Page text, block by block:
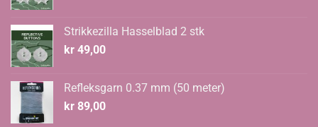
Strikkezilla Hasselblad 2 stk
kr 49,00
Refleksgarn 0.37 mm (50 meter)
kr 89,00